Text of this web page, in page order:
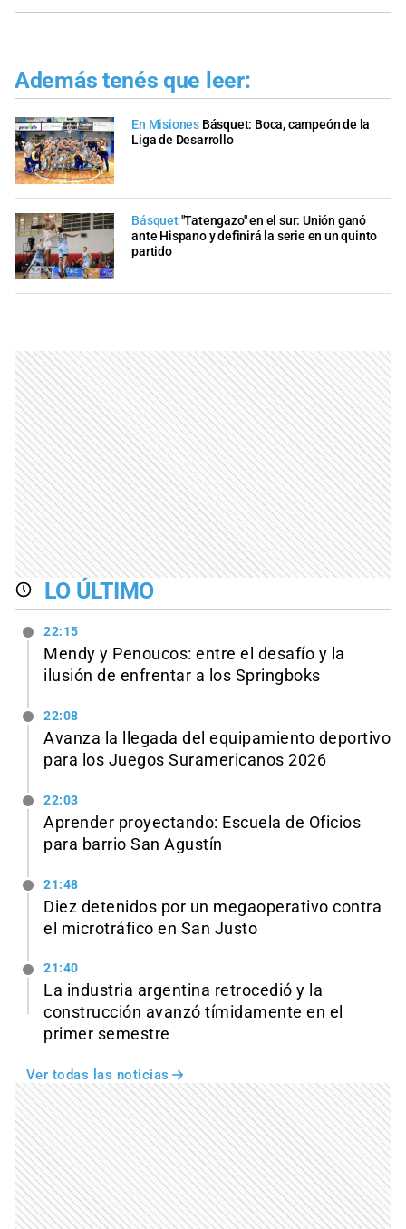
Además tenés que leer:
En Misiones Básquet: Boca, campeón de la
Liga de Desarrollo
Básquet"Tatengazo" en el sur: Unión ganó
ante Hispano y definirá la serie en un quinto
partido
LO ÚLTIMO
22:15
Mendy y Penoucos: entre el desafío y la
ilusión de enfrentar a los Springboks
22:08
Avanza la llegada del equipamiento deportivo
para los Juegos Suramericanos 2026
22:03
Aprender proyectando: Escuela de Oficios
para barrio San Agustín
21:48
Diez detenidos por un megaoperativo contra
el microtráfico en San Justo
21:40
La industria argentina retrocedió y la
construcción avanzó tímidamente en el
primer semestre
Ver todas las noticias